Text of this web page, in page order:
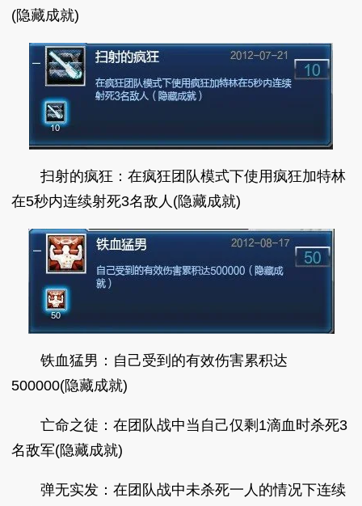
(隐藏成就)
扫射的疯狂：在疯狂团队模式下使用疯狂加特林
在5秒内连续射死3名敌人(隐藏成就)
铁血猛男：自己受到的有效伤害累积达
500000(隐藏成就)
亡命之徒：在团队战中当自己仅剩1滴血时杀死3
名敌军(隐藏成就)
弹无实发：在团队战中未杀死一人的情况下连续